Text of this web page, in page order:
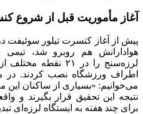
آغاز مأموریت قبل از شروع
پیش از آغاز کنسرت تیلور سوئیفت
لرزه‌سنج را در ۲۱
اطراف ورزشگاه نصب کردند. در
می‌خوانیم: «بسیاری از ساکنان این
نتیجه این تحقیق قرار بگیرند و
برای چند هفته به ایستگاه لرزه‌ای